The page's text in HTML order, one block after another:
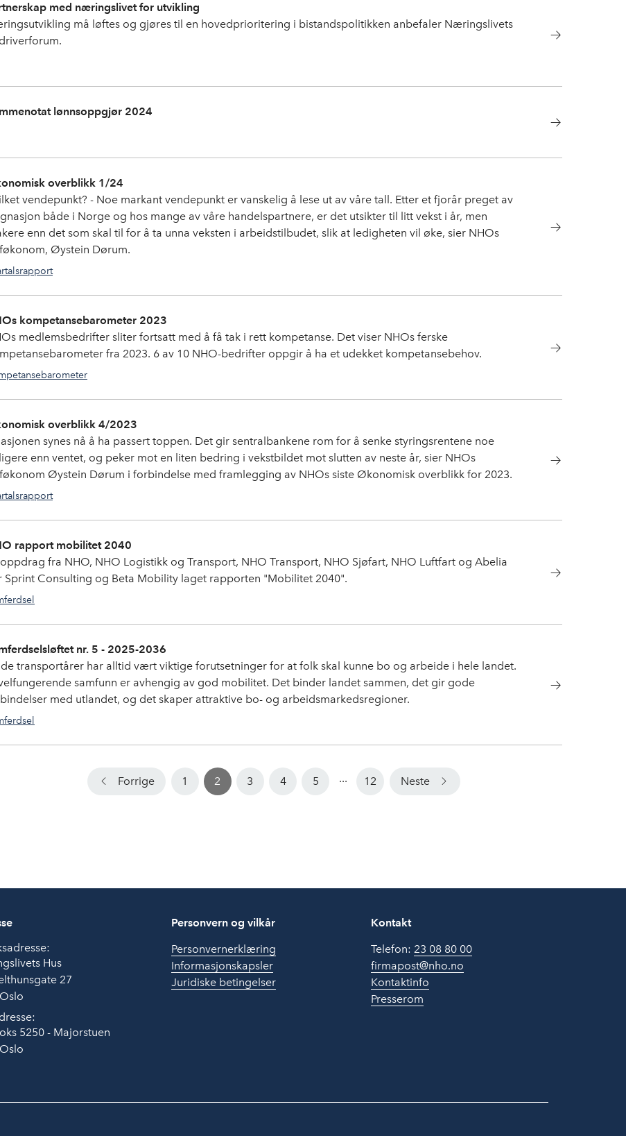
med næringslivet for utvikling
må løftes og gjøres til en hovedprioritering i bistandspolitikken anbefaler Næringslivets
lønnsoppgjør 2024
overblikk 1/24
vendepunkt? - Noe markant vendepunkt er vanskelig å lese ut av våre tall. Etter et fjorår preget av
både i Norge og hos mange av våre handelspartnere, er det utsikter til litt vekst i år, men
enn det som skal til for å ta unna veksten i arbeidstilbudet, slik at ledigheten vil øke, sier NHOs
Øystein Dørum.
kompetansebarometer 2023
medlemsbedrifter sliter fortsatt med å få tak i rett kompetanse. Det viser NHOs ferske
fra 2023. 6 av 10 NHO-bedrifter oppgir å ha et udekket kompetansebehov.
overblikk 4/2023
synes nå å ha passert toppen. Det gir sentralbankene rom for å senke styringsrentene noe
enn ventet, og peker mot en liten bedring i vekstbildet mot slutten av neste år, sier NHOs
Øystein Dørum i forbindelse med framlegging av NHOs siste Økonomisk overblikk for 2023.
rapport mobilitet 2040
oppdrag fra NHO, NHO Logistikk og Transport, NHO Transport, NHO Sjøfart, NHO Luftfart og Abelia
Sprint Consulting og Beta Mobility laget rapporten "Mobilitet 2040".
nr. 5 - 2025-2036
transportårer har alltid vært viktige forutsetninger for at folk skal kunne bo og arbeide i hele landet.
samfunn er avhengig av god mobilitet. Det binder landet sammen, det gir gode
med utlandet, og det skaper attraktive bo- og arbeidsmarkedsregioner.
Forrige 1 2 3 4 5 ... 12 Neste
Hus
27
5250 - Majorstuen
Personvern og vilkår
Personvernerklæring
Informasjonskapsler
Juridiske betingelser
Kontakt
Telefon: 23 08 80 00
firmapost@nho.no
Kontaktinfo
Presserom